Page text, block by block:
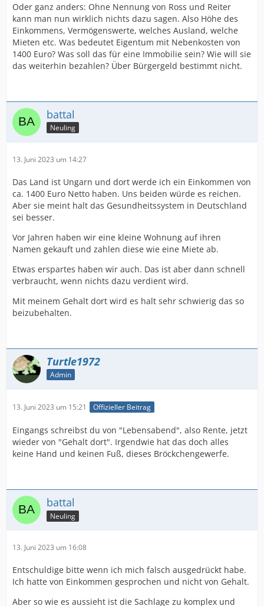
Oder ganz anders: Ohne Nennung von Ross und Reiter
kann man nun wirklich nichts dazu sagen. Also Höhe des
Einkommens, Vermögenswerte, welches Ausland, welche
Mieten etc. Was bedeutet Eigentum mit Nebenkosten von
1400 Euro? Was soll das für eine Immobilie sein? Wie will sie
das weiterhin bezahlen? Über Bürgergeld bestimmt nicht.
battal
Neuling
13. Juni 2023 um 14:27
Das Land ist Ungarn und dort werde ich ein Einkommen von
ca. 1400 Euro Netto haben. Uns beiden würde es reichen.
Aber sie meint halt das Gesundheitssystem in Deutschland
sei besser.
Vor Jahren haben wir eine kleine Wohnung auf ihren
Namen gekauft und zahlen diese wie eine Miete ab.
Etwas erspartes haben wir auch. Das ist aber dann schnell
verbraucht, wenn nichts dazu verdient wird.
Mit meinem Gehalt dort wird es halt sehr schwierig das so
beizubehalten.
Turtle1972
Admin
13. Juni 2023 um 15:21 Offizieller Beitrag
Eingangs schreibst du von "Lebensabend", also Rente, jetzt
wieder von "Gehalt dort". Irgendwie hat das doch alles
keine Hand und keinen Fuß, dieses Bröckchengewerfe.
battal
Neuling
13. Juni 2023 um 16:08
Entschuldige bitte wenn ich mich falsch ausgedrückt habe.
Ich hatte von Einkommen gesprochen und nicht von Gehalt.
Aber so wie es aussieht ist die Sachlage zu komplex und